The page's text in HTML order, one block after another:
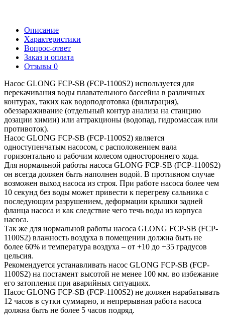
Описание
Характеристики
Вопрос-ответ
Заказ и оплата
Отзывы 0
Насос GLONG FCP-SВ (FCP-1100S2) используется для
перекачивания воды плавательного бассейна в различных
контурах, таких как водоподготовка (фильтрация),
обеззараживание (отдельный контур анализа на станцию
дозации химии) или аттракционы (водопад, гидромассаж или
противоток).
Насос GLONG FCP-SВ (FCP-1100S2) является
одноступенчатым насосом, с расположением вала
горизонтально и рабочим колесом одностороннего хода.
Для нормальной работы насоса GLONG FCP-SВ (FCP-1100S2)
он всегда должен быть наполнен водой. В противном случае
возможен выход насоса из строя. При работе насоса более чем
10 секунд без воды может привести к перегреву сальника с
последующим разрушением, деформации крышки задней
фланца насоса и как следствие чего течь воды из корпуса
насоса.
Так же для нормальной работы насоса GLONG FCP-SВ (FCP-
1100S2) влажность воздуха в помещении должна быть не
более 60% и температура воздуха – от +10 до +35 градусов
цельсия.
Рекомендуется устанавливать насос GLONG FCP-SВ (FCP-
1100S2) на постамент высотой не менее 100 мм. во избежание
его затопления при аварийных ситуациях.
Насос GLONG FCP-SВ (FCP-1100S2) не должен нарабатывать
12 часов в сутки суммарно, и непрерывная работа насоса
должна быть не более 5 часов подряд.